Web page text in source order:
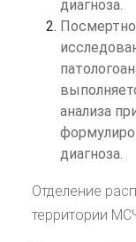
диагноза.
анализа
диагноза.
Отделение
территории